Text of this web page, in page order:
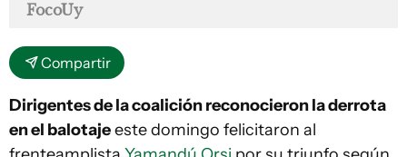
FocoUy
Compartir
Dirigentes de la coalición reconocieron la derrota
en el balotajeeste domingo felicitaron al